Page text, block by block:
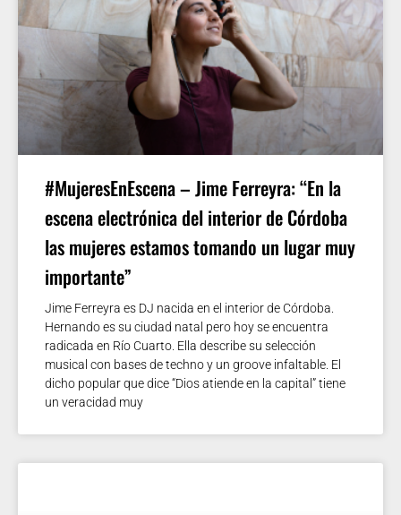
#MujeresEnEscena – Jime Ferreyra: “En la
escena electrónica del interior de Córdoba
las mujeres estamos tomando un lugar muy
importante”
Jime Ferreyra es DJ nacida en el interior de Córdoba.
Hernando es su ciudad natal pero hoy se encuentra
radicada en Río Cuarto. Ella describe su selección
musical con bases de techno y un groove infaltable. El
dicho popular que dice “Dios atiende en la capital” tiene
un veracidad muy